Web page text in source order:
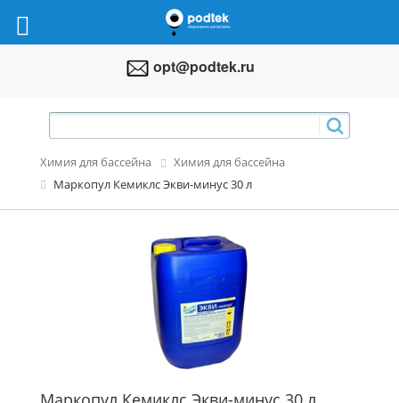
opt@podtek.ru
Химия для бассейна
Химия для бассейна
Маркопул Кемиклс Экви-минус 30 л